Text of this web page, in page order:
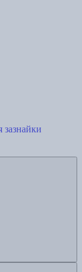
зазнайки